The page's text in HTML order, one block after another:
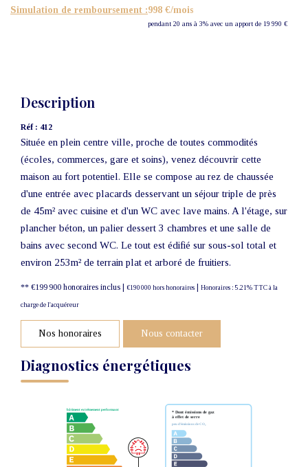
Simulation de remboursement :998 €/mois
pendant 20 ans à 3% avec un apport de 19 990 €
Description
Réf : 412
Située en plein centre ville, proche de toutes commodités
(écoles, commerces, gare et soins), venez découvrir cette
maison au fort potentiel. Elle se compose au rez de chaussée
d'une entrée avec placards desservant un séjour triple de près
de 45m² avec cuisine et d'un WC avec lave mains. A l'étage, sur
plancher béton, un palier dessert 3 chambres et une salle de
bains avec second WC. Le tout est édifié sur sous-sol total et
environ 253m² de terrain plat et arboré de fruitiers.
** €199 900 honoraires inclus | €190 000 hors honoraires | Honoraires : 5.21% TTC à la
charge de l'acquéreur
Nos honoraires Nous contacter
Diagnostics énergétiques